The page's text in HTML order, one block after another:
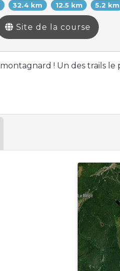
32.4 km 12.5 km 5.2 km
Site de la course
! Un des trails le